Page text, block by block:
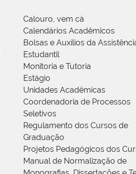
Calouro, vem cá
Calendários Acadêmicos
Bolsas e Auxílios da
Estudantil
Monitoria e Tutoria
Estágio
Unidades Acadêmicas
Coordenadoria de Processos
Seletivos
Regulamento dos Cursos de
Graduação
Projetos Pedagógicos dos
Manual de Normalização de